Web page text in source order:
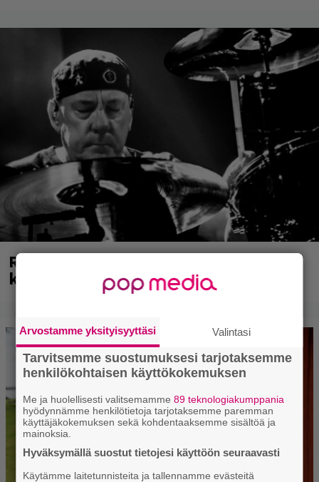
Rushin Neil Peartista ilmestyy ensi
kuussa dokumentti
Arvostamme yksityisyyttäsi Valintasi
Tarvitsemme suostumuksesi tarjotaksemme
henkilökohtaisen käyttökokemuksen
Me ja huolellisesti valitsemamme89 teknologiakumppania
hyödynnämme henkilötietoja tarjotaksemme paremman
käyttäjäkokemuksen sekä kohdentaaksemme sisältöä ja
mainoksia.
Hyväksymällä suostut tietojesi käyttöön seuraavasti
Käytämme laitetunnisteita ja tallennamme evästeitä